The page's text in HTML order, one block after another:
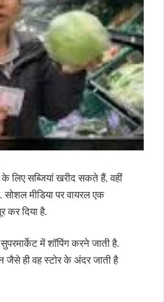
लिए सब्जियां खरीद सकते हैं, वहीं
मीडिया पर वायरल एक
कर दिया है.
में शॉपिंग करने जाती है.
जैसे ही वह स्टोर के अंदर जाती है